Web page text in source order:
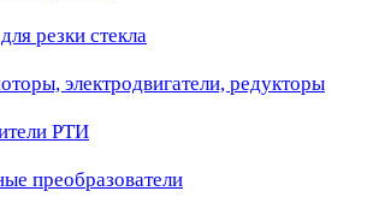
резки стекла
электродвигатели, редукторы
РТИ
преобразователи